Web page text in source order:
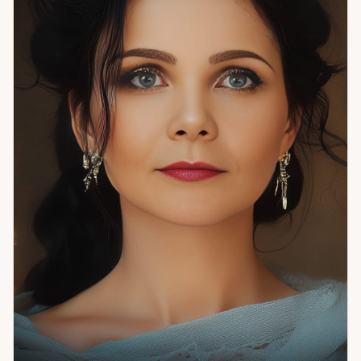
неполную картину. Если чувствуете, что что-то идёт не так,
но объяснить это трудно — приходите. Разберёмся вместе.